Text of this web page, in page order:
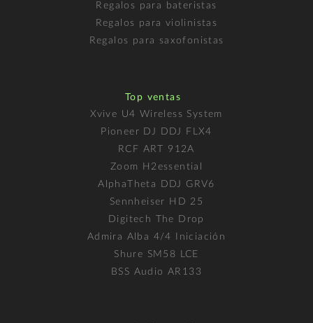
Regalos para bateristas
Regalos para violinistas
Regalos para saxofonistas
Top ventas
Xvive U4 Wireless System
Pioneer DJ DDJ FLX4
RCF ART 912A
Zoom H2essential
AlphaTheta DDJ GRV6
Sennheiser HD 25
Digitech The Drop
Admira Alba 4/4 Iniciación
Shure SM58 LCE
BSS Audio AR133